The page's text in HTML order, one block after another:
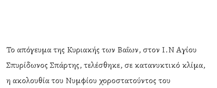
Το απόγευμα της Κυριακής των Βαΐων, στον Ι.Ν Αγίου
Σπυρίδωνος Σπάρτης, τελέσθηκε, σε κατανυκτικό κλίμα,
η ακολουθία του Νυμφίου χοροστατούντος του